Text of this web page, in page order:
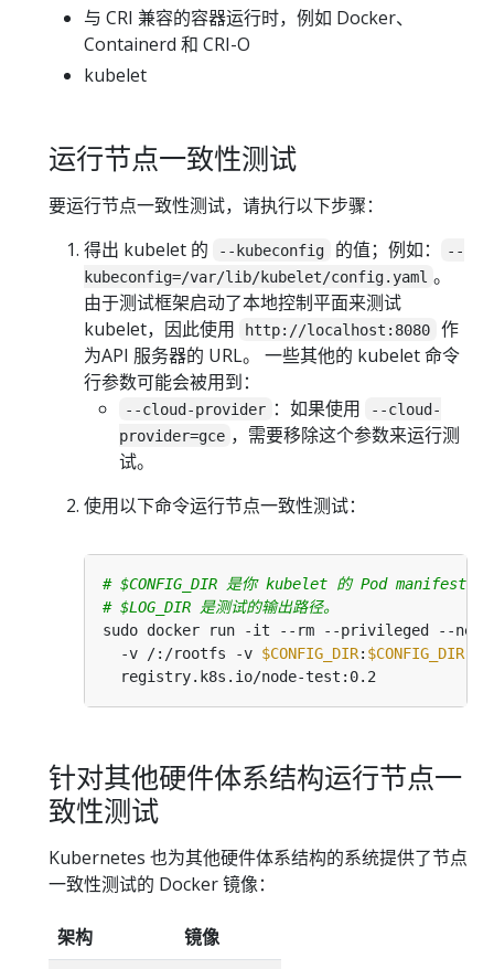
与 CRI 兼容的容器运行时，例如 Docker、
Containerd 和 CRI-O
kubelet
运行节点一致性测试
要运行节点一致性测试，请执行以下步骤：
得出 kubelet 的
--kubeconfig 的值；例如：
--
kubeconfig=/var/lib/kubelet/config.yaml 。
由于测试框架启动了本地控制平面来测试
kubelet，因此使用
http://localhost:8080
作
为API 服务器的 URL。 一些其他的 kubelet 命令
行参数可能会被用到：
--cloud-provider ：如果使用
--cloud-
provider=gce ，需要移除这个参数来运行测
试。
使用以下命令运行节点一致性测试：
# $CONFIG_DIR 是你 kubelet 的 Pod manifest 路
# $LOG_DIR 是测试的输出路径。
sudo docker run -it --rm --privileged --net
  -v /:/rootfs -v
$CONFIG_DIR: $CONFIG_DIR
针对其他硬件体系结构运行节点一
致性测试
Kubernetes 也为其他硬件体系结构的系统提供了节点
一致性测试的 Docker 镜像：
架构
镜像